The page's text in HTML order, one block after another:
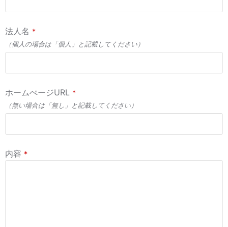
法人名 *
（個人の場合は「個人」と記載してください）
ホームぺージURL *
（無い場合は「無し」と記載してください）
内容 *